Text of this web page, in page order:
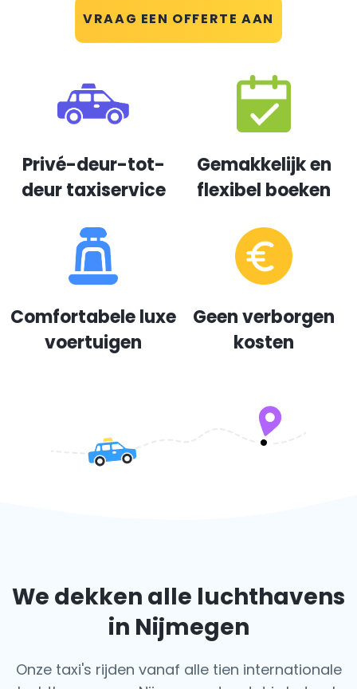
VRAAG EEN OFFERTE AAN
Privé-deur-tot-
deur taxiservice
Gemakkelijk en
flexibel boeken
Comfortabele luxe
voertuigen
Geen verborgen
kosten
We dekken alle luchthavens
in Nijmegen
Onze taxi's rijden vanaf alle tien internationale